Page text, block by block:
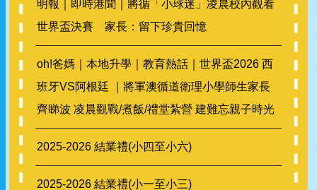
明報｜即時港聞｜將循「小球迷」凌晨校內觀看
世界盃決賽 家長：留下珍貴回憶
oh!爸媽｜本地升學｜教育熱話｜世界盃2026 西
班牙VS阿根廷 ｜將軍澳循道衛理小學師生家長
齊睇波 凌晨觀戰/煮飯/禮堂紮營 建難忘親子時光
2025-2026 結業禮(小四至小六)
2025-2026 結業禮(小一至小三)